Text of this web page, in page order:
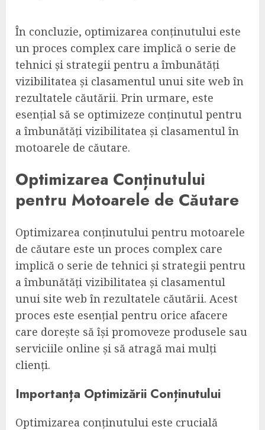
În concluzie, optimizarea conținutului este
un proces complex care implică o serie de
tehnici și strategii pentru a îmbunătăți
vizibilitatea și clasamentul unui site web în
rezultatele căutării. Prin urmare, este
esențial să se optimizeze conținutul pentru
a îmbunătăți vizibilitatea și clasamentul în
motoarele de căutare.
Optimizarea Conținutului
pentru Motoarele de Căutare
Optimizarea conținutului pentru motoarele
de căutare este un proces complex care
implică o serie de tehnici și strategii pentru
a îmbunătăți vizibilitatea și clasamentul
unui site web în rezultatele căutării. Acest
proces este esențial pentru orice afacere
care dorește să își promoveze produsele sau
serviciile online și să atragă mai mulți
clienți.
Importanța Optimizării Conținutului
Optimizarea conținutului este crucială